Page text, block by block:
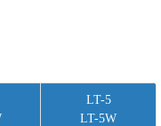
LT-5
LT-5W